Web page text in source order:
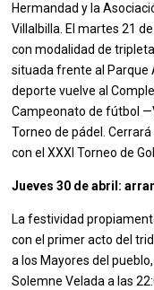
Hermandad y la
Villalbilla. El martes 21
con modalidad de
situada frente al Parque
deporte vuelve al
Campeonato de fútbol
Torneo de pádel.
con el XXXI Torneo de
Jueves 30 de abril:
La festividad
con el primer acto del
a los Mayores del
Solemne Velada a las